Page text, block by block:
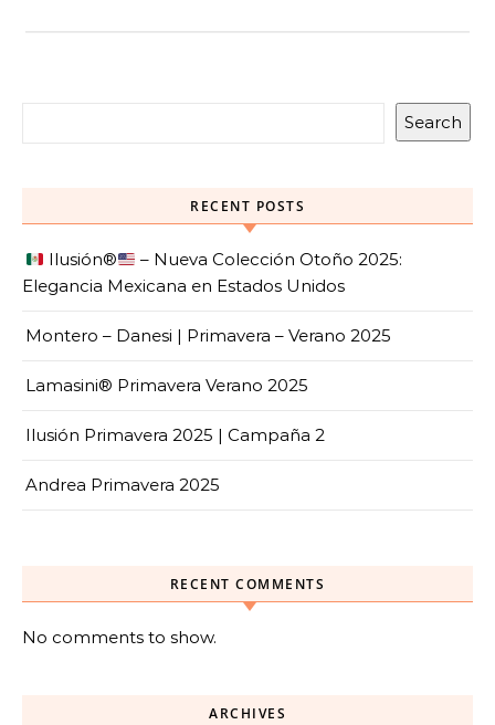
Search
RECENT POSTS
Ilusión®️
– Nueva Colección Otoño 2025:
Elegancia Mexicana en Estados Unidos
Montero – Danesi | Primavera – Verano 2025
Lamasini® Primavera Verano 2025
Ilusión Primavera 2025 | Campaña 2
Andrea Primavera 2025
RECENT COMMENTS
No comments to show.
ARCHIVES